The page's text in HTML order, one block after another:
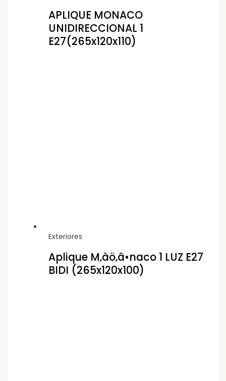
APLIQUE MONACO
UNIDIRECCIONAL 1
E27(265x120x110)
Exteriores
Aplique M‚àö‚â•naco 1 LUZ E27
BIDI (265x120x100)